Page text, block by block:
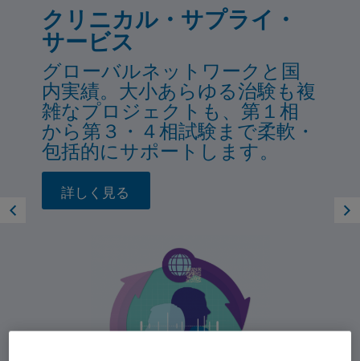
コンシューマー・ヘルス
サプリメント・機能性食品、美
容カプセル。 グローバルリー
ダーならではのイノベーショ
ンと経験で、開発から製造まで
サポートします。
詳しく見る
クリニカル・サプライ・
サービス
グローバルネットワークと国
内実績。大小あらゆる治験も複
雑なプロジェクトも、第１相
から第３・４相試験まで柔軟・
包括的にサポートします。
詳しく見る
テーラーメードのCSM
(治験薬供給管理サービス) リス
ク評価やeソリューションで、
お客様独自の課題を抽出して解
決。パートナーとして、テーラ
ーメイドなソリューションを
提供します。
詳しく見る